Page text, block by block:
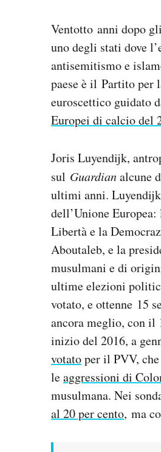
Ventotto anni dopo
uno degli stati dove
antisemitismo e
paese è il Partito per
euroscettico guidato
Europei di calcio del
Joris Luyendijk,
sul Guardianalcune
ultimi anni. Luyendijk
dell’Unione
Libertà e la
Aboutaleb, e la
musulmani e di
ultime elezioni
votato, e ottenne 15
ancora meglio, con il
inizio del 2016, a
votatoper il PVV,
leaggressioni di
musulmana. Nei
al 20 per cento, ma